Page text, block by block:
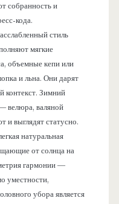
собранность и
кода.
стиль
мягкие
объемные кепи или
и льна. Они дарят
контекст. Зимний
велюра, валяной
и выглядят статусно.
натуральная
от солнца на
гармонии —
уместности,
убора является